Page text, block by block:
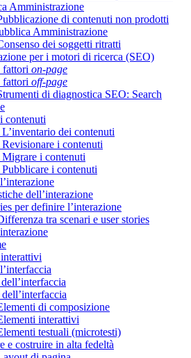
Amministrazione
di contenuti non prodotti
Amministrazione
dei soggetti ritratti
per i motori di ricerca (SEO)
fattori on-page
fattori off-page
di diagnostica SEO: Search
contenuti
dei contenuti
i contenuti
i contenuti
i contenuti
dell’interazione
per definire l’interazione
tra scenari e user stories
di composizione
interattivi
testuali (microtesti)
e costruire in alta fedeltà